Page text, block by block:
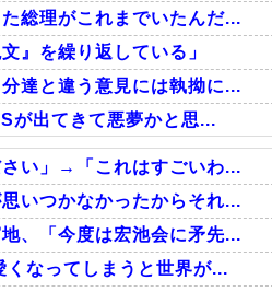
相互RSS
総理がこれまでいたんだ...
』を繰り返している」
達と違う意見には執拗に...
が出てきて悪夢かと思...
い」→「これはすごいわ...
いつかなかったからそれ...
、「今度は宏池会に矛先...
なってしまうと世界が...